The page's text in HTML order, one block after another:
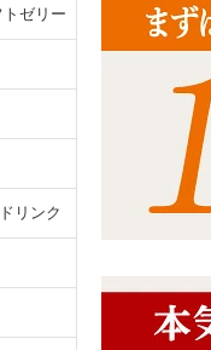
ゼリー
リンク